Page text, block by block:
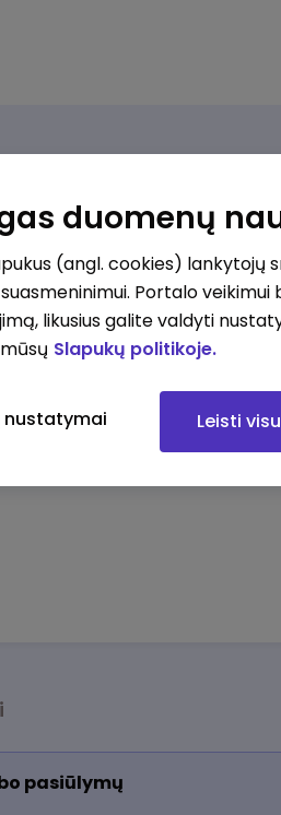
pasiūlymų
duomenų
(angl. cookies) lankytojų
Portalo veikimui
likusius galite valdyti
Slapukų politikoje.
nustatymai Leisti